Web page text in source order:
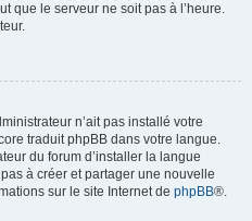
que le serveur ne soit pas à l’heure.
n’ait pas installé votre
traduit phpBB dans votre langue.
du forum d’installer la langue
à créer et partager une nouvelle
sur le site Internet de phpBB®.